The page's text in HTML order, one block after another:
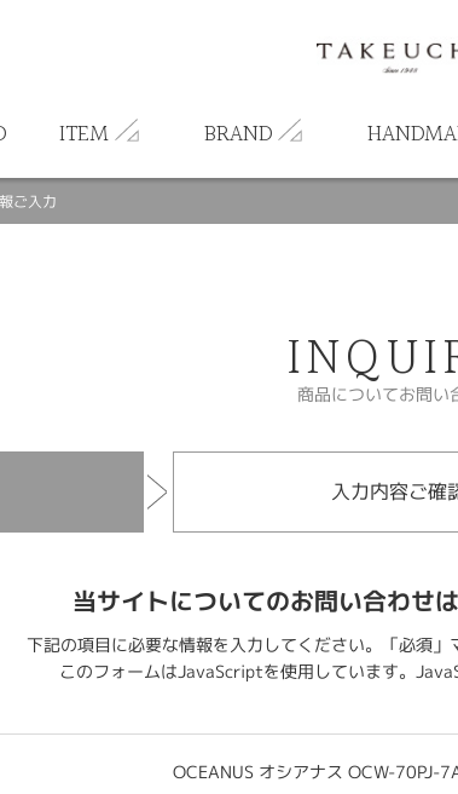
ITEM BRAND
ご入力
商品についてお問い
入力内容ご確
当サイトについてのお問い合わせ
下記の項目に必要な情報を入力してください。「必須」
このフォームはJavaScriptを使用しています。
OCEANUS オシアナス OCW-70PJ-